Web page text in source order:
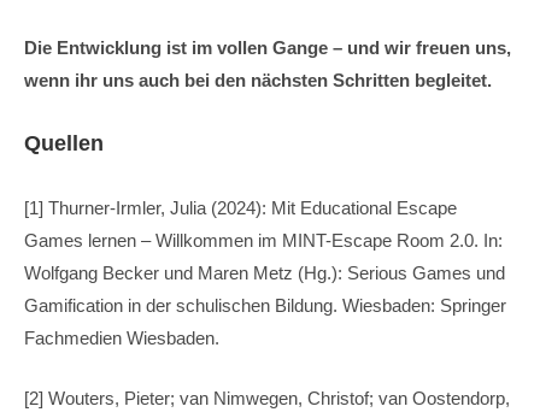
Die Entwicklung ist im vollen Gange – und wir freuen uns,
wenn ihr uns auch bei den nächsten Schritten begleitet.
Quellen
[1] Thurner-Irmler, Julia (2024): Mit Educational Escape
Games lernen – Willkommen im MINT-Escape Room 2.0. In:
Wolfgang Becker und Maren Metz (Hg.): Serious Games und
Gamification in der schulischen Bildung. Wiesbaden: Springer
Fachmedien Wiesbaden.
[2] Wouters, Pieter; van Nimwegen, Christof; van Oostendorp,